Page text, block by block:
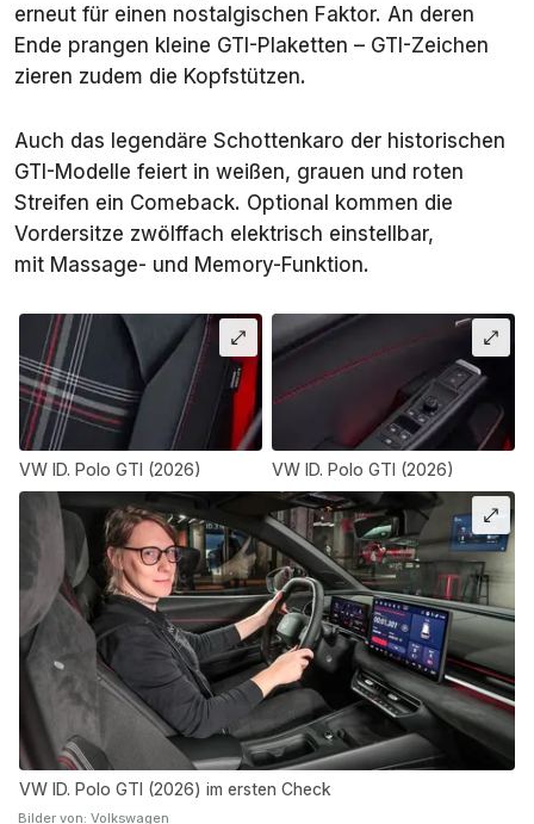
erneut für einen nostalgischen Faktor. An deren
Ende prangen kleine GTI-Plaketten – GTI-Zeichen
zieren zudem die Kopfstützen.
Auch das legendäre Schottenkaro der historischen
GTI-Modelle feiert in weißen, grauen und roten
Streifen ein Comeback. Optional kommen die
Vordersitze zwölffach elektrisch einstellbar,
mit Massage- und Memory-Funktion.
VW ID. Polo GTI (2026) VW ID. Polo GTI (2026)
VW ID. Polo GTI (2026) im ersten Check
Bilder von: Volkswagen